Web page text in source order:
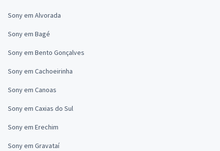
Sony em Alvorada
Sony em Bagé
Sony em Bento Gonçalves
Sony em Cachoeirinha
Sony em Canoas
Sony em Caxias do Sul
Sony em Erechim
Sony em Gravataí